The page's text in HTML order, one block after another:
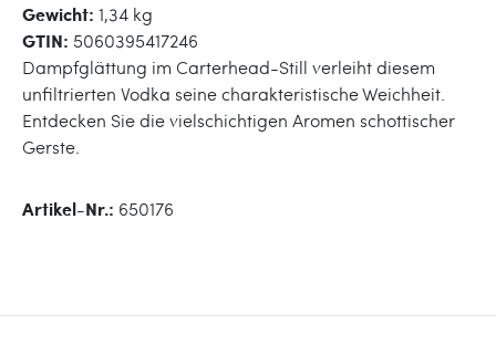
Gewicht: 1,34 kg
GTIN: 5060395417246
Dampfglättung im Carterhead-Still verleiht diesem
unfiltrierten Vodka seine charakteristische Weichheit.
Entdecken Sie die vielschichtigen Aromen schottischer
Gerste.
Artikel-Nr.: 650176